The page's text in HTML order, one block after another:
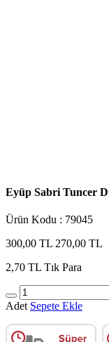
Eyüp Sabri Tuncer
Ürün Kodu : 79045
300,00 TL 270,00 TL
2,70 TL Tık Para
Adet Sepete Ekle